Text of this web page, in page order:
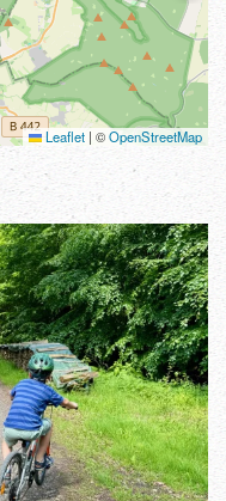
Leaflet | ©OpenStreetMap